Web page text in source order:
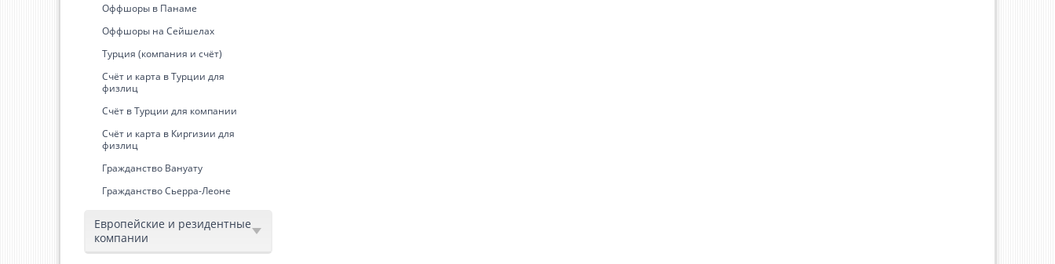
Оффшоры в Панаме
Оффшоры на Сейшелах
Турция (компания и счёт)
Счёт и карта в Турции для
физлиц
Cчёт в Турции для компании
Счёт и карта в Киргизии для
физлиц
Гражданство Вануату
Гражданство Сьерра-Леоне
Европейские и резидентные
компании